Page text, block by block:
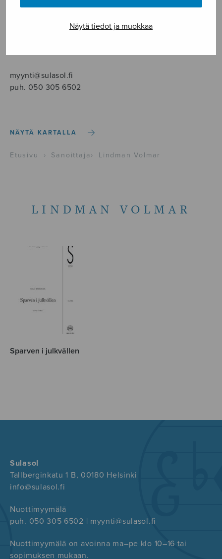
Näytä tiedot ja muokkaa
Myymälä avoinna
00180 Helsinki
myynti@sulasol.fi
puh. 050 305 6502
NÄYTÄ KARTALLA
Etusivu › Sanoittaja › Lindman Volmar
LINDMAN VOLMAR
Sparven i julkvällen
Sulasol
Tallberginkatu 1 B, 00180 Helsinki
info@sulasol.fi
Nuottimyymälä
puh. 050 305 6502 | myynti@sulasol.fi
Nuottimyymälä on avoinna ma–pe klo 10–16 tai
sopimuksen mukaan.